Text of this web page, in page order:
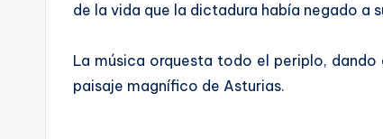
de la vida que la dictadura había negado a
La música orquesta todo el periplo,
paisaje magnífico de Asturias.